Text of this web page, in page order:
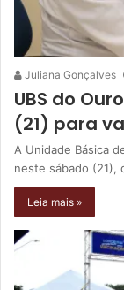
Juliana Gonçalves
UBS do
(21) para
A Unidade Básica
neste sábado (21),
Leia mais »